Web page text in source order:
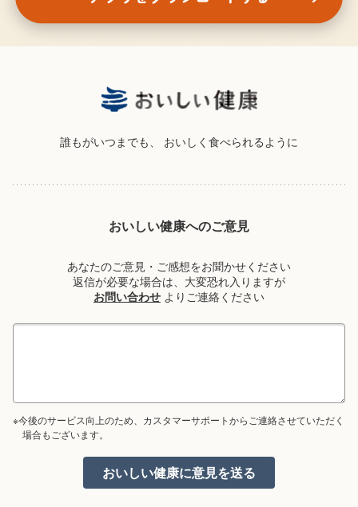
誰もがいつまでも、 おいしく食べられるように
おいしい健康へのご意見
あなたのご意見・ご感想をお聞かせください
返信が必要な場合は、大変恐れ入りますが
お問い合わせ よりご連絡ください
※今後のサービス向上のため、カスタマーサポートからご連絡させていただく
場合もございます。